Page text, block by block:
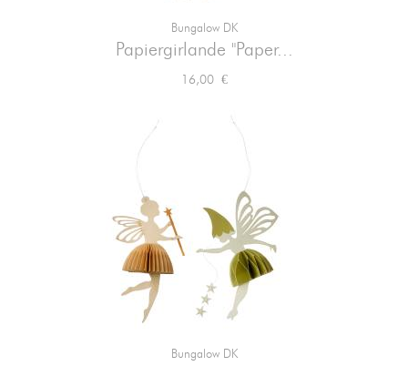
Bungalow DK
Papiergirlande "Paper...
Preis
16,00 €
Bungalow DK